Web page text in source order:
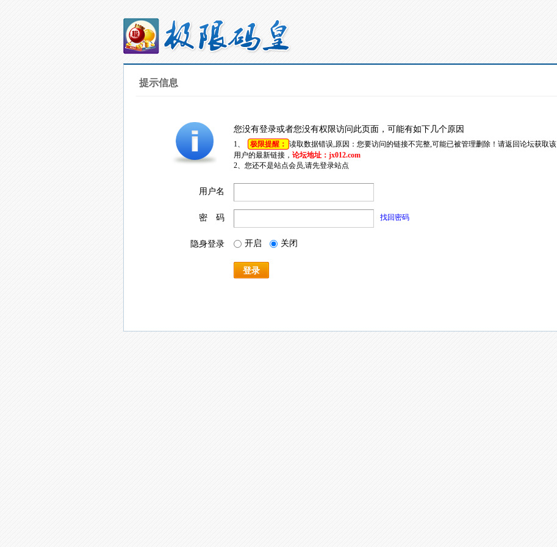
提示信息
您没有登录或者您没有权限访问此页面，可能有如下几个原因
1、 极限提醒： 读取数据错误,原因：您要访问的链接不完整,可能已被管理删除！请返回论坛获取该
用户的最新链接， 论坛地址：jx012.com
2、您还不是站点会员,请先登录站点
用户名
密 码 找回密码
隐身登录 开启 关闭
登录